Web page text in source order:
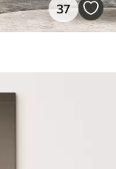
37